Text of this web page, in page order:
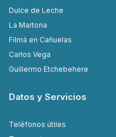
Dulce de Leche
La Martona
Filmá en Cañuelas
Carlos Vega
Guillermo Etchebehere
Datos y Servicios
Teléfonos útiles